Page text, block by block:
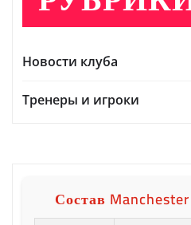
Новости клуба
Тренеры и игроки
Состав